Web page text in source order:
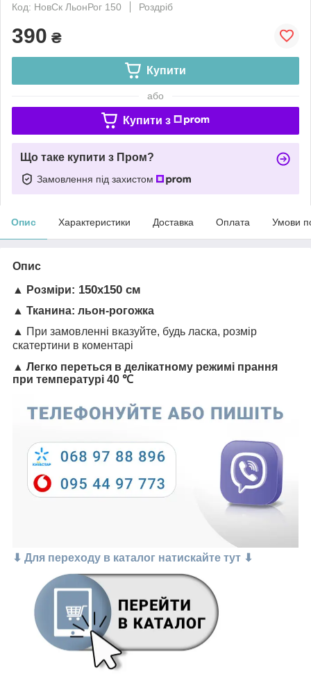
Код: НовСк ЛьонРог 150
Роздріб
390 ₴
Купити
або
Купити з
Що таке купити з Пром?
Замовлення під захистом
Опис Характеристики Доставка Оплата Умови
Опис
▲
Розміри: 150х150 см
▲ Тканина: льон-рогожка
▲ При замовленні вказуйте, будь ласка, розмір
скатертини в коментарі
▲ Легко переться в делікатному режимі прання
при температурі 40 ℃
⬇ Для переходу в каталог натискайте тут ⬇